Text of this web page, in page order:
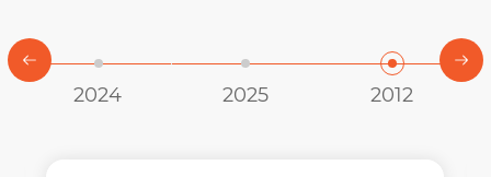
2024 2025 2012